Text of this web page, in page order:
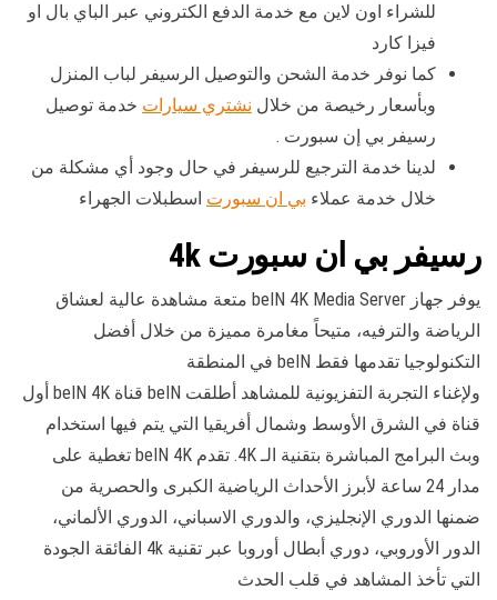
للشراء اون لاين مع خدمة الدفع الكتروني عبر الباي بال او
فيزا كارد
كما نوفر خدمة الشحن والتوصيل الرسيفر لباب المنزل
وبأسعار رخيصة من خلال نشتري سيارات خدمة توصيل
رسيفر بي إن سبورت .
لدينا خدمة الترجيع للرسيفر في حال وجود أي مشكلة من
خلال خدمة عملاء بي ان سبورت اسطبلات الجهراء
رسيفر بي ان سبورت 4k
يوفر جهاز beIN 4K Media Server متعة مشاهدة عالية لعشاق
الرياضة والترفيه، متيحاً مغامرة مميزة من خلال أفضل
التكنولوجيا تقدمها فقط beIN في المنطقة
ولإغناء التجربة التفزيونية للمشاهد أطلقت beIN قناة beIN 4K أول
قناة في الشرق الأوسط وشمال أفريقيا التي يتم فيها استخدام
وبث البرامج المباشرة بتقنية الـ 4K. تقدم beIN 4K تغطية على
مدار 24 ساعة لأبرز الأحداث الرياضية الكبرى والحصرية من
ضمنها الدوري الإنجليزي، والدوري الاسباني، الدوري الألماني،
الدور الأوروبي، دوري أبطال أوروبا عبر تقنية 4k الفائقة الجودة
التي تأخذ المشاهد في قلب الحدث